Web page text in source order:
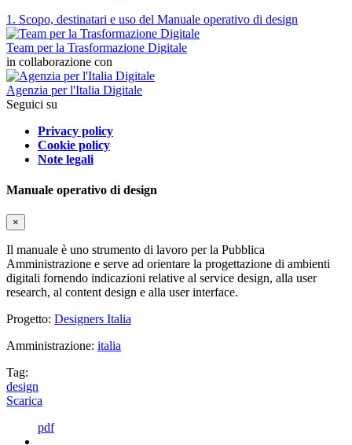
1. Scopo, destinatari e uso del Manuale operativo di design
Team per la Trasformazione Digitale
in collaborazione con
Agenzia per l'Italia Digitale
Seguici su
Privacy policy
Cookie policy
Note legali
Manuale operativo di design
×
Il manuale è uno strumento di lavoro per la Pubblica
Amministrazione e serve ad orientare la progettazione di ambienti
digitali fornendo indicazioni relative al service design, alla user
research, al content design e alla user interface.
Progetto: Designers Italia
Amministrazione: italia
Tag:
design
Scarica
pdf